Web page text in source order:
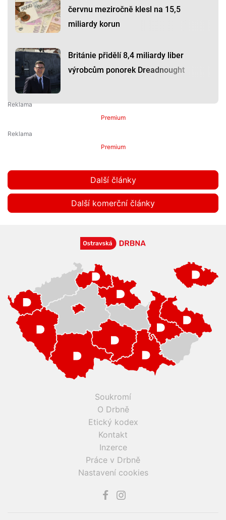
červnu meziročně klesl na 15,5
miliardy korun
Británie přidělí 8,4 miliardy liber
výrobcům ponorek Dreadnought
Premium
Premium
Další články
Další komerční články
Soukromí
O Drbně
Etický kodex
Kontakt
Inzerce
Práce v Drbně
Nastavení cookies